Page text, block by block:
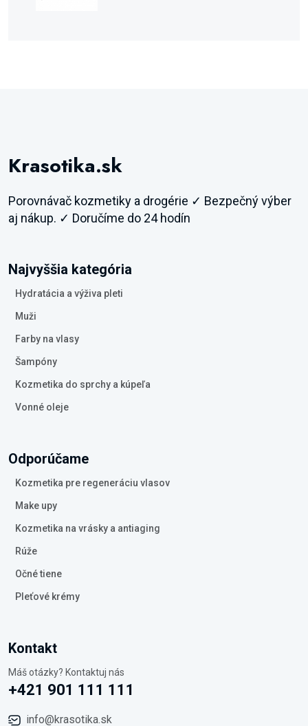
Krasotika.sk
Porovnávač kozmetiky a drogérie ✓ Bezpečný výber
aj nákup. ✓ Doručíme do 24 hodín
Najvyššia kategória
Hydratácia a výživa pleti
Muži
Farby na vlasy
Šampóny
Kozmetika do sprchy a kúpeľa
Vonné oleje
Odporúčame
Kozmetika pre regeneráciu vlasov
Make upy
Kozmetika na vrásky a antiaging
Rúže
Očné tiene
Pleťové krémy
Kontakt
Máš otázky? Kontaktuj nás
+421 901 111 111
info@krasotika.sk